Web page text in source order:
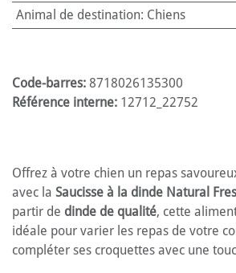
Animal de destination: Chiens
Code-barres: 8718026135300
Référence interne: 12712_22752
Offrez à votre chien un repas
avec la Saucisse à la dinde Natural
partir de dinde de qualité, cette
idéale pour varier les repas de votre
compléter ses croquettes avec une